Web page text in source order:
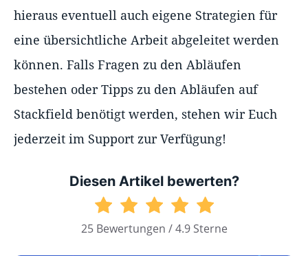
hieraus eventuell auch eigene Strategien für
eine übersichtliche Arbeit abgeleitet werden
können. Falls Fragen zu den Abläufen
bestehen oder Tipps zu den Abläufen auf
Stackfield benötigt werden, stehen wir Euch
jederzeit im Support zur Verfügung!
Diesen Artikel bewerten?
25 Bewertungen / 4.9 Sterne